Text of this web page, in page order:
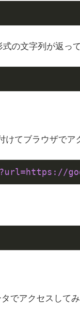
の文字列が返って
てブラウザでア
/
でアクセスしてみ